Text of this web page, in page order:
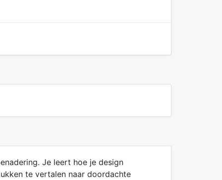
Je leert hoe je design
te vertalen naar doordachte